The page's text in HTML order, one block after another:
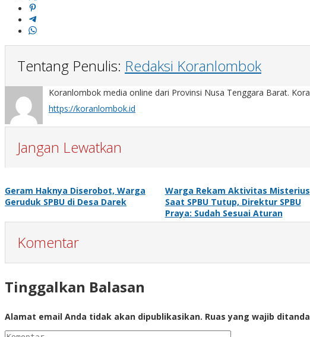
Tentang Penulis: Redaksi Koranlombok
Koranlombok media online dari Provinsi Nusa Tenggara Barat.
https://koranlombok.id
Jangan Lewatkan
Geram Haknya Diserobot, Warga
Geruduk SPBU di Desa Darek
Warga Rekam Aktivitas Misterius
Saat SPBU Tutup, Direktur SPBU
Praya: Sudah Sesuai Aturan
Komentar
Tinggalkan Balasan
Alamat email Anda tidak akan dipublikasikan. Ruas yang wajib